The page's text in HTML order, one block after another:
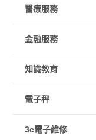
醫療服務
金融服務
知識教育
電子秤
3c電子維修